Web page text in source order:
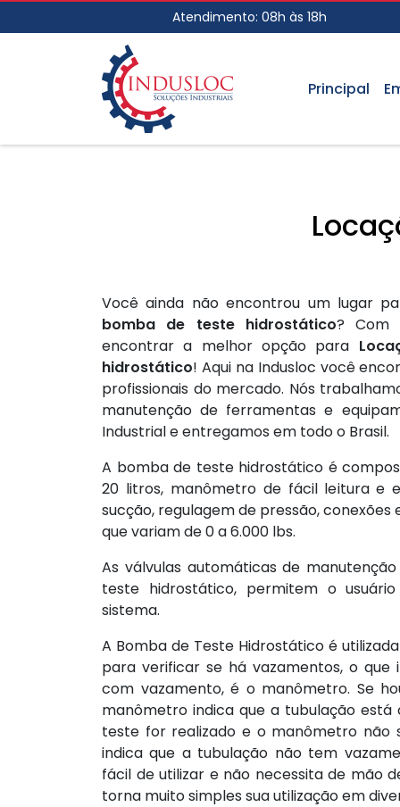
Atendimento: 08h às 18h
Principal
Você ainda não encontrou um lugar
bomba de teste hidrostático? Com
encontrar a melhor opção para
hidrostático! Aqui na Indusloc você
profissionais do mercado. Nós
manutenção de ferramentas e
Industrial e entregamos em todo o Brasil.
A bomba de teste hidrostático é
20 litros, manômetro de fácil leitura e
sucção, regulagem de pressão, conexões
que variam de 0 a 6.000 lbs.
As válvulas automáticas de
teste hidrostático, permitem o
sistema.
A Bomba de Teste Hidrostático é
para verificar se há vazamentos, o que
com vazamento, é o manômetro. Se
manômetro indica que a tubulação
teste for realizado e o manômetro não
indica que a tubulação não tem
fácil de utilizar e não necessita de mão
torna muito simples sua utilização em